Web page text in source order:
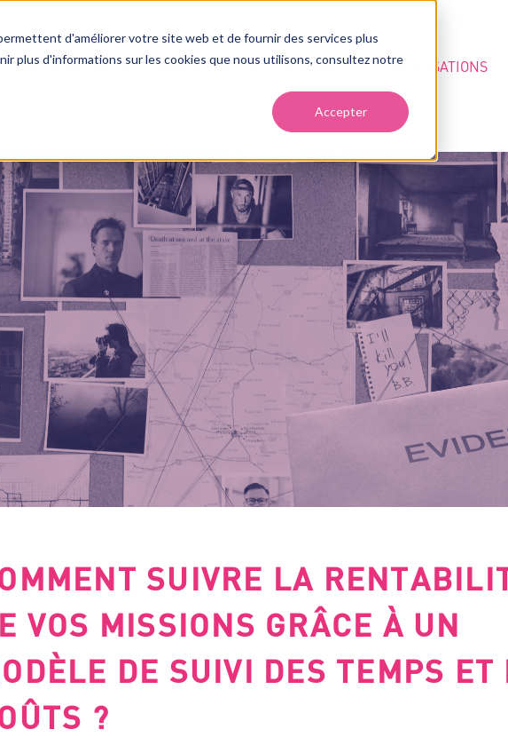
d'améliorer votre site web et de fournir des services plus
plus d'informations sur les cookies que nous utilisons, consultez notre
Accepter
VOS OBJECTIFS NOS OFFRES HUBSPOT RÉALISATIONS
SUIVRE LA
VOS MISSIONS GRÂCE À UN
DE SUIVI DES TEMPS ET
?